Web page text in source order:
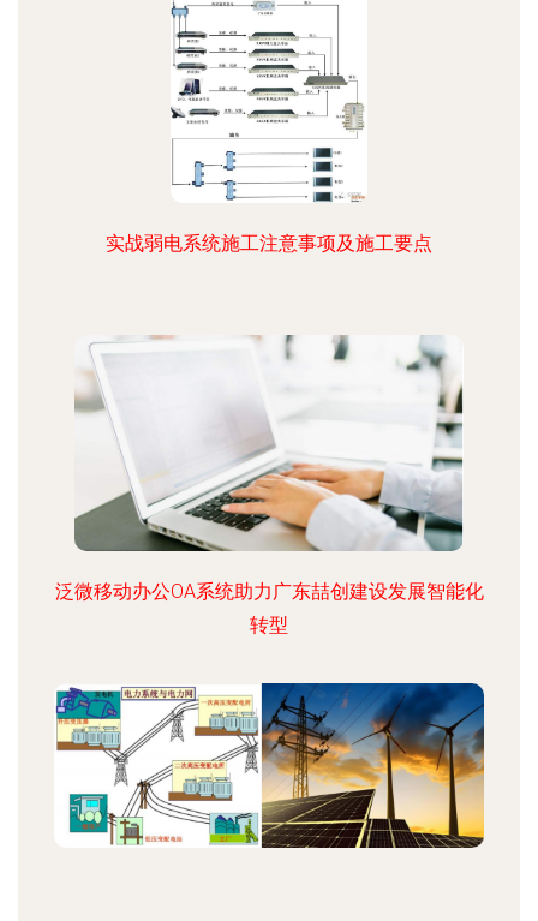
实战弱电系统施工注意事项及施工要点
泛微移动办公OA系统助力广东喆创建设发展智能化
转型